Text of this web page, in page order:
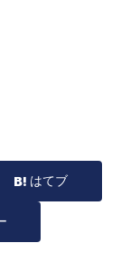
はてブ